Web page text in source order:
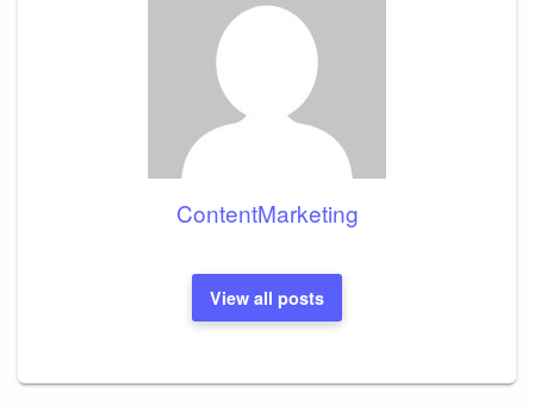
ContentMarketing
View all posts